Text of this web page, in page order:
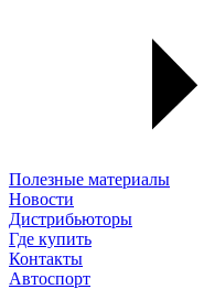
Полезные материалы
Новости
Дистрибьюторы
Где купить
Контакты
Автоспорт